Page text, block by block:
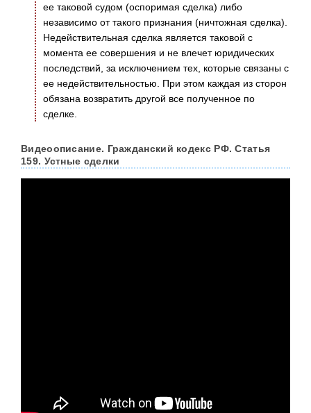
ее таковой судом (оспоримая сделка) либо
независимо от такого признания (ничтожная сделка).
Недействительная сделка является таковой с
момента ее совершения и не влечет юридических
последствий, за исключением тех, которые связаны с
ее недействительностью. При этом каждая из сторон
обязана возвратить другой все полученное по
сделке.
Видеоописание. Гражданский кодекс РФ. Статья
159. Устные сделки